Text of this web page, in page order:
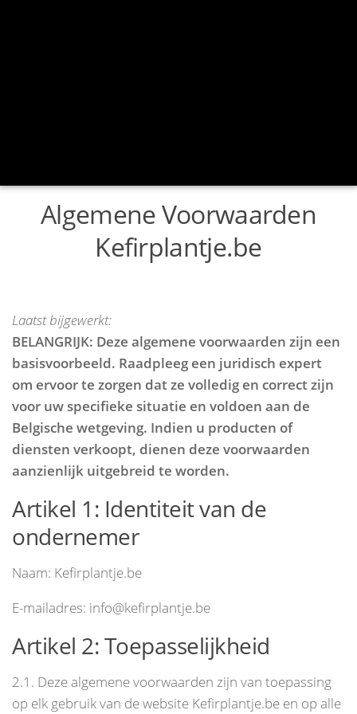
Algemene Voorwaarden
Kefirplantje.be
Laatst bijgewerkt:
BELANGRIJK: Deze algemene voorwaarden zijn een
basisvoorbeeld. Raadpleeg een juridisch expert
om ervoor te zorgen dat ze volledig en correct zijn
voor uw specifieke situatie en voldoen aan de
Belgische wetgeving. Indien u producten of
diensten verkoopt, dienen deze voorwaarden
aanzienlijk uitgebreid te worden.
Artikel 1: Identiteit van de
ondernemer
Naam: Kefirplantje.be
E-mailadres: info@kefirplantje.be
Artikel 2: Toepasselijkheid
2.1. Deze algemene voorwaarden zijn van toepassing
op elk gebruik van de website Kefirplantje.be en op alle